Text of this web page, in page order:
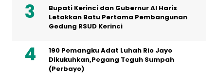
Bupati Kerinci dan Gubernur Al Haris
Letakkan Batu Pertama Pembangunan
Gedung RSUD Kerinci
190 Pemangku Adat Luhah Rio Jayo
Dikukuhkan,Pegang Teguh Sumpah
(Perbayo)